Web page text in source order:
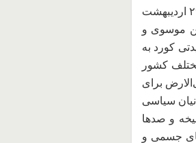
فرودین تا ۱۱ اردیبهشت ۱۴۰۳، دست‌کم ۶۴ زندانی اعدام شده‌اند. از تاریخ ۲۳ تا ۲۹ اردیبهشت
موسوی و
کورد به
مختلف کشور
برای
سیاسی
و صدها
جسمی و